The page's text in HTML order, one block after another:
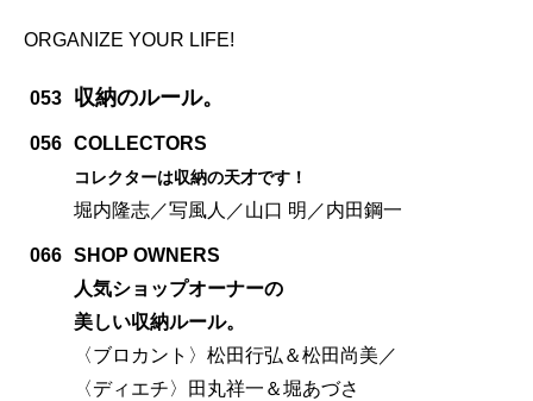
ORGANIZE YOUR LIFE!
053 収納のルール。
056 COLLECTORS
コレクターは収納の天才です！
堀内隆志／写風人／山口 明／内田鋼一
066 SHOP OWNERS
人気ショップオーナーの
美しい収納ルール。
〈ブロカント〉松田行弘＆松田尚美／
〈ディエチ〉田丸祥一＆堀あづさ